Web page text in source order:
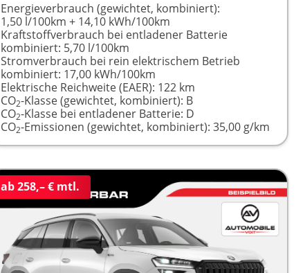
Energieverbrauch (gewichtet, kombiniert):
1,50 l/100km + 14,10 kWh/100km
Kraftstoffverbrauch bei entladener Batterie
kombiniert: 5,70 l/100km
Stromverbrauch bei rein elektrischem Betrieb
kombiniert: 17,00 kWh/100km
Elektrische Reichweite (EAER): 122 km
CO2-Klasse (gewichtet, kombiniert): B
CO2-Klasse bei entladener Batterie: D
CO2-Emissionen (gewichtet, kombiniert): 35,00 g/km
ab 258,– € mtl.